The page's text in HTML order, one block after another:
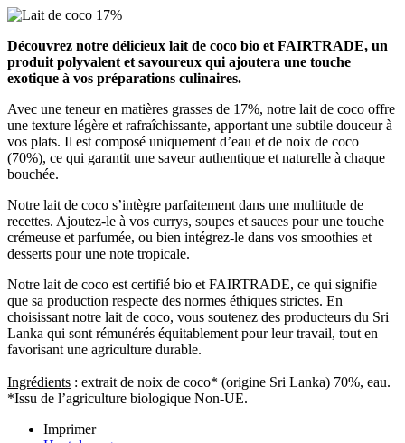
Découvrez notre délicieux lait de coco bio et FAIRTRADE, un
produit polyvalent et savoureux qui ajoutera une touche
exotique à vos préparations culinaires.
Avec une teneur en matières grasses de 17%, notre lait de coco offre
une texture légère et rafraîchissante, apportant une subtile douceur à
vos plats. Il est composé uniquement d’eau et de noix de coco
(70%), ce qui garantit une saveur authentique et naturelle à chaque
bouchée.
Notre lait de coco s’intègre parfaitement dans une multitude de
recettes. Ajoutez-le à vos currys, soupes et sauces pour une touche
crémeuse et parfumée, ou bien intégrez-le dans vos smoothies et
desserts pour une note tropicale.
Notre lait de coco est certifié bio et FAIRTRADE, ce qui signifie
que sa production respecte des normes éthiques strictes. En
choisissant notre lait de coco, vous soutenez des producteurs du Sri
Lanka qui sont rémunérés équitablement pour leur travail, tout en
favorisant une agriculture durable.
Ingrédients : extrait de noix de coco* (origine Sri Lanka) 70%, eau.
*Issu de l’agriculture biologique Non-UE.
Imprimer